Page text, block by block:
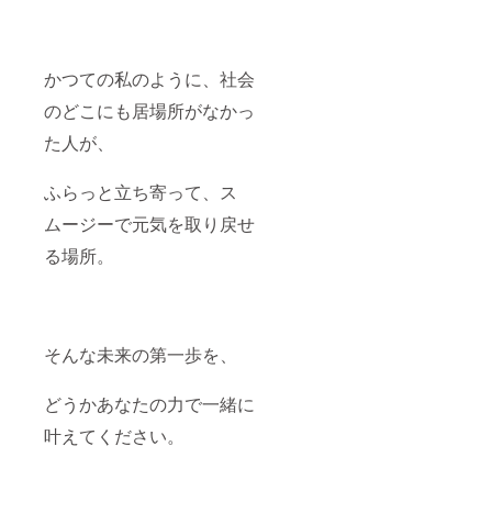
かつての私のように、社会
のどこにも居場所がなかっ
た人が、
ふらっと立ち寄って、ス
ムージーで元気を取り戻せ
る場所。
そんな未来の第一歩を、
どうかあなたの力で一緒に
叶えてください。